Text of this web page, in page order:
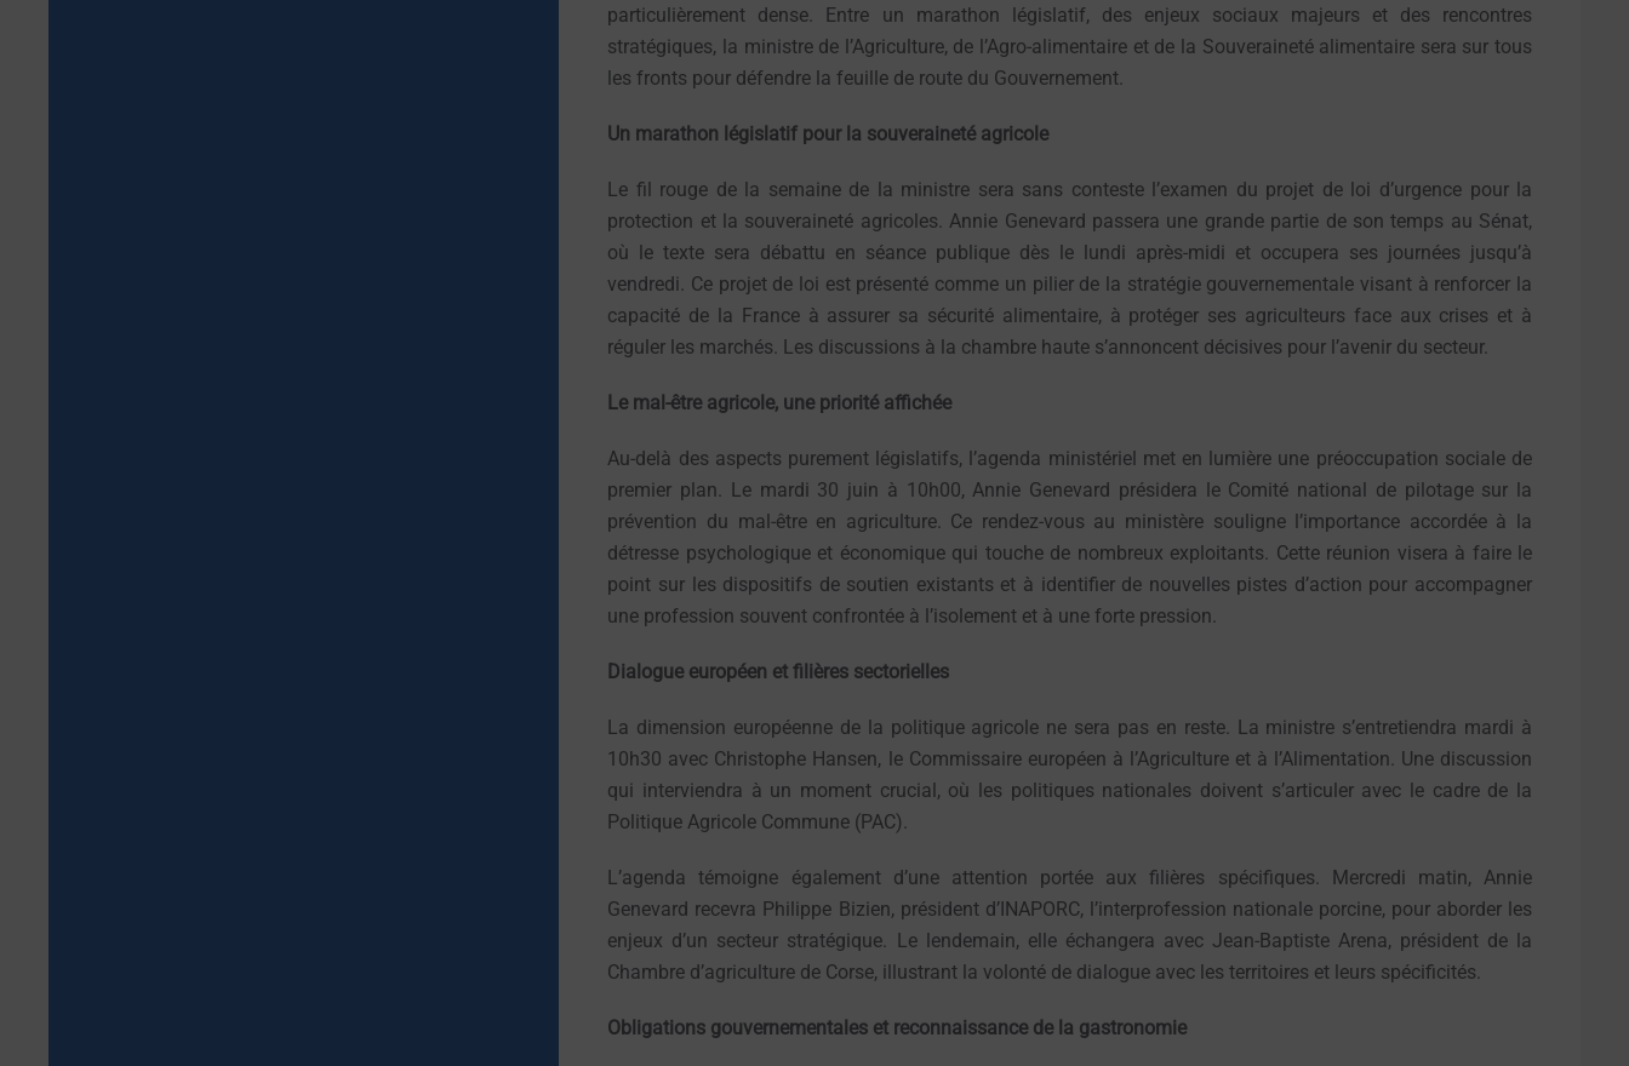
particulièrement dense. Entre un marathon législatif, des enjeux sociaux majeurs et des rencontres
stratégiques, la ministre de l’Agriculture, de l’Agro-alimentaire et de la Souveraineté alimentaire sera sur tous
les fronts pour défendre la feuille de route du Gouvernement.
Un marathon législatif pour la souveraineté agricole
Le fil rouge de la semaine de la ministre sera sans conteste l’examen du projet de loi d’urgence pour la
protection et la souveraineté agricoles. Annie Genevard passera une grande partie de son temps au Sénat,
où le texte sera débattu en séance publique dès le lundi après-midi et occupera ses journées jusqu’à
vendredi. Ce projet de loi est présenté comme un pilier de la stratégie gouvernementale visant à renforcer la
capacité de la France à assurer sa sécurité alimentaire, à protéger ses agriculteurs face aux crises et à
réguler les marchés. Les discussions à la chambre haute s’annoncent décisives pour l’avenir du secteur.
Le mal-être agricole, une priorité affichée
Au-delà des aspects purement législatifs, l’agenda ministériel met en lumière une préoccupation sociale de
premier plan. Le mardi 30 juin à 10h00, Annie Genevard présidera le Comité national de pilotage sur la
prévention du mal-être en agriculture. Ce rendez-vous au ministère souligne l’importance accordée à la
détresse psychologique et économique qui touche de nombreux exploitants. Cette réunion visera à faire le
point sur les dispositifs de soutien existants et à identifier de nouvelles pistes d’action pour accompagner
une profession souvent confrontée à l’isolement et à une forte pression.
Dialogue européen et filières sectorielles
La dimension européenne de la politique agricole ne sera pas en reste. La ministre s’entretiendra mardi à
10h30 avec Christophe Hansen, le Commissaire européen à l’Agriculture et à l’Alimentation. Une discussion
qui interviendra à un moment crucial, où les politiques nationales doivent s’articuler avec le cadre de la
Politique Agricole Commune (PAC).
L’agenda témoigne également d’une attention portée aux filières spécifiques. Mercredi matin, Annie
Genevard recevra Philippe Bizien, président d’INAPORC, l’interprofession nationale porcine, pour aborder les
enjeux d’un secteur stratégique. Le lendemain, elle échangera avec Jean-Baptiste Arena, président de la
Chambre d’agriculture de Corse, illustrant la volonté de dialogue avec les territoires et leurs spécificités.
Obligations gouvernementales et reconnaissance de la gastronomie